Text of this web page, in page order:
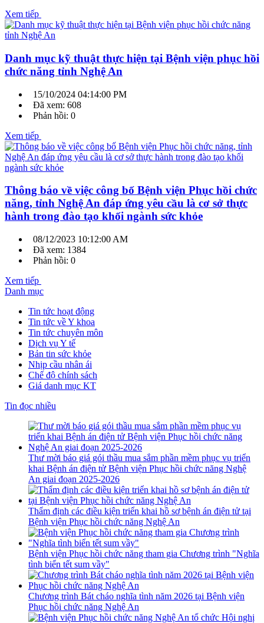
Xem tiếp
Danh mục kỹ thuật thực hiện tại Bệnh viện phục hồi
chức năng tỉnh Nghệ An
15/10/2024 04:14:00 PM
Đã xem: 608
Phản hồi: 0
Xem tiếp
Thông báo về việc công bố Bệnh viện Phục hồi chức
năng, tỉnh Nghệ An đáp ứng yêu cầu là cơ sở thực
hành trong đào tạo khối ngành sức khỏe
08/12/2023 10:12:00 AM
Đã xem: 1384
Phản hồi: 0
Xem tiếp
Danh mục
Tin tức hoạt động
Tin tức về Y khoa
Tin tức chuyên môn
Dịch vụ Y tế
Bản tin sức khỏe
Nhịp cầu nhân ái
Chế độ chính sách
Giá danh mục KT
Tin đọc nhiều
Thư mời báo giá gói thầu mua sắm phần mềm phục vụ triển
khai Bệnh án điện tử Bệnh viện Phục hồi chức năng Nghệ
An giai đoạn 2025-2026
Thẩm định các điều kiện triển khai hồ sơ bệnh án điện tử tại
Bệnh viện Phục hồi chức năng Nghệ An
Bệnh viện Phục hồi chức năng tham gia Chương trình "Nghĩa
tình biển tết sum vầy"
Chương trình Bát cháo nghĩa tình năm 2026 tại Bệnh viện
Phục hồi chức năng Nghệ An